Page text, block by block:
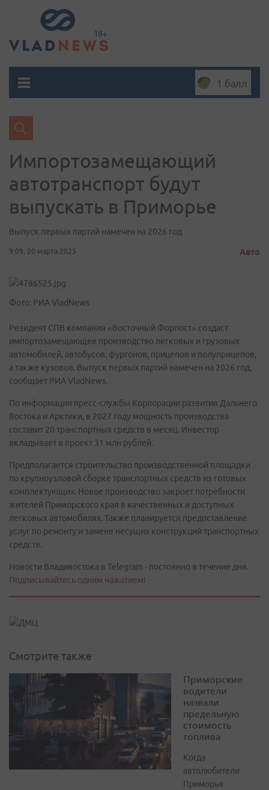
1 балл
Импортозамещающий
автотранспорт будут
выпускать в Приморье
Выпуск первых партий намечен на 2026 год
9:09, 20 марта 2025 Авто
Фото: РИА VladNews
Резидент СПВ компания «Восточный Форпост» создаст
импортозамещающее производство легковых и грузовых
автомобилей, автобусов, фургонов, прицепов и полуприцепов,
а также кузовов. Выпуск первых партий намечен на 2026 год,
сообщает РИА VladNews.
По информации пресс-службы Корпорации развития Дальнего
Востока и Арктики, в 2027 году мощность производства
составит 20 транспортных средств в месяц. Инвестор
вкладывает в проект 31 млн рублей.
Предполагается строительство производственной площадки
по крупноузловой сборке транспортных средств из готовых
комплектующих. Новое производство закроет потребности
жителей Приморского края в качественных и доступных
легковых автомобилях. Также планируется предоставление
услуг по ремонту и замене несущих конструкций транспортных
средств.
Новости Владивостока в Telegram - постоянно в течение дня.
Подписывайтесь одним нажатием!
Смотрите также
Приморские
водители
назвали
предельную
стоимость
топлива
Когда
автолюбители
Приморья